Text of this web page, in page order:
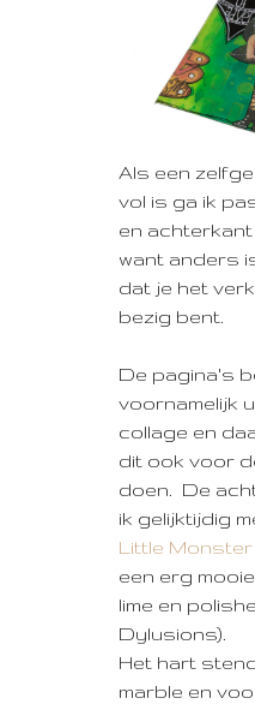
Als een
vol is ga ik
en
want anders
dat je het
bezig bent.
De pagina's
voornamelijk
collage en
dit ook voor
doen. De
ik gelijktijdig
Little Monster
een erg
lime en
Dylusions).
Het hart
marble en